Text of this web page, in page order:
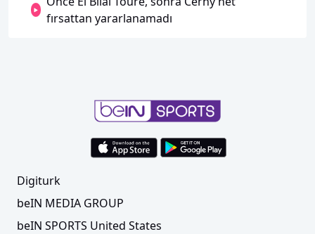
fırsattan yararlanamadı
Digiturk
beIN MEDIA GROUP
beIN SPORTS United States